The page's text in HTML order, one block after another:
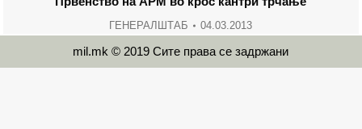
ГЕНЕРАЛШТАБ 04.03.2013
mil.mk © 2019 Сите права се задржани